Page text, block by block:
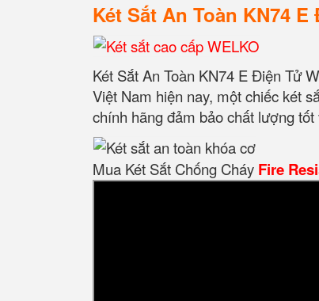
Két Sắt An Toàn KN74 E
Két Sắt An Toàn KN74 E Điện Tử
Việt Nam hiện nay, một chiếc két
chính hãng đảm bảo chất lượng
Mua Két Sắt Chống Cháy Fire